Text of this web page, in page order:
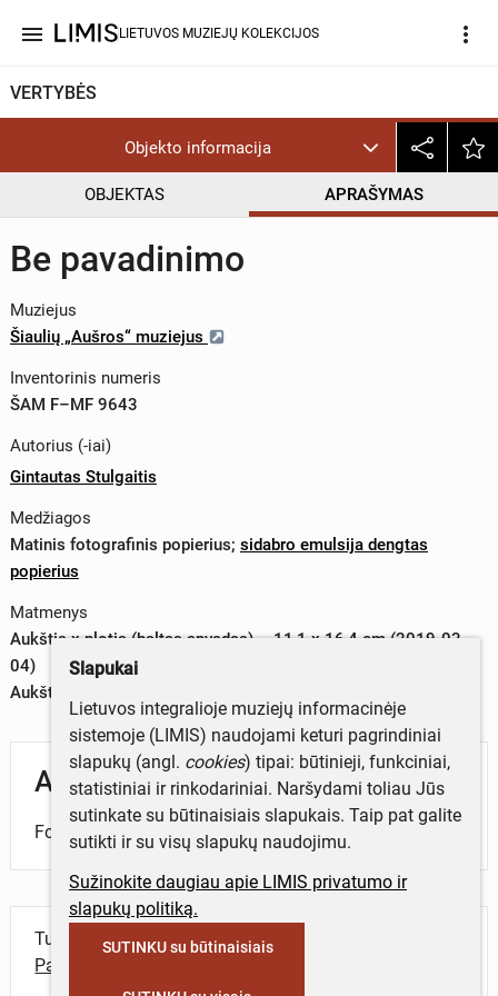
menu LIETUVOS MUZIEJŲ KOLEKCIJOS more_vert
VERTYBĖS
Objekto informacija
OBJEKTAS APRAŠYMAS
Be pavadinimo
Muziejus
Šiaulių „Aušros“ muziejus
Inventorinis numeris
ŠAM F–MF 9643
Autorius (-iai)
Gintautas Stulgaitis
Medžiagos
Matinis fotografinis popierius; sidabro emulsija dengtas
popierius
Matmenys
Aukštis x plotis (baltas apvadas) – 11,1 x 16,4 cm (2019-03-
04)
Aukštis x plotis (vaizdas) – 10,5 x 15,7 cm (2019-03-04)
Aprašymas
Fotografijoje – jaunuolių pora.
Turite daugiau informacijos apie objektą?
Parašykite mums!
Slapukai
Lietuvos integralioje muziejų informacinėje
sistemoje (LIMIS) naudojami keturi pagrindiniai
slapukų (angl. cookies) tipai: būtinieji, funkciniai,
statistiniai ir rinkodariniai. Naršydami toliau Jūs
sutinkate su būtinaisiais slapukais. Taip pat galite
sutikti ir su visų slapukų naudojimu.
Sužinokite daugiau apie LIMIS privatumo ir
slapukų politiką.
SUTINKU su būtinaisiais